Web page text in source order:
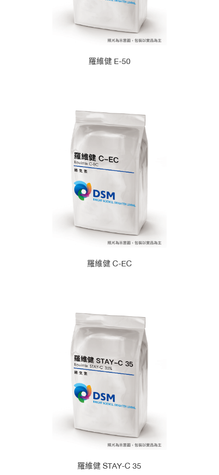
羅維健 E-50
羅維健 C-EC
羅維健 STAY-C 35